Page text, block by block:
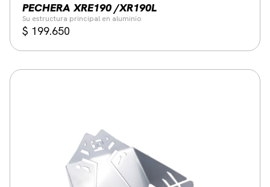
PECHERA XRE190 /XR190L
Su estructura principal en aluminio
$ 199.650